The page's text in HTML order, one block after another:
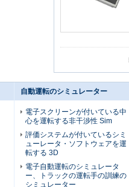
自動運転のシミュレーター
電子スクリーンが付いている中
心を運転する非干渉性 Sim
評価システムが付いているシミ
ューレータ・ソフトウェアを運
転する 3D
電子自動運転のシミュレータ
ー、トラックの運転手の訓練の
シミュレーター